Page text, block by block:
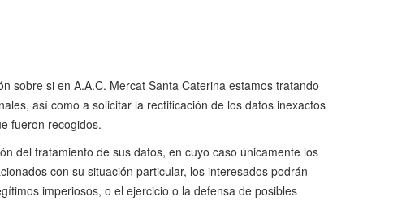
sobre si en A.A.C. Mercat Santa Caterina estamos tratando
así como a solicitar la rectificación de los datos inexactos
fueron recogidos.
del tratamiento de sus datos, en cuyo caso únicamente los
con su situación particular, los interesados podrán
imperiosos, o el ejercicio o la defensa de posibles